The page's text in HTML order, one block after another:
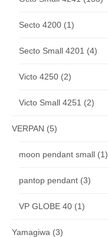
Secto 4200 (1)
Secto Small 4201 (4)
Victo 4250 (2)
Victo Small 4251 (2)
VERPAN (5)
moon pendant small (1)
pantop pendant (3)
VP GLOBE 40 (1)
Yamagiwa (3)